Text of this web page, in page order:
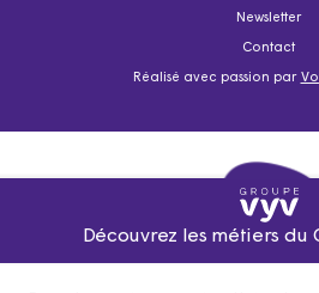
Newsletter
Contact
Réalisé avec passion par
Découvrez les métiers du